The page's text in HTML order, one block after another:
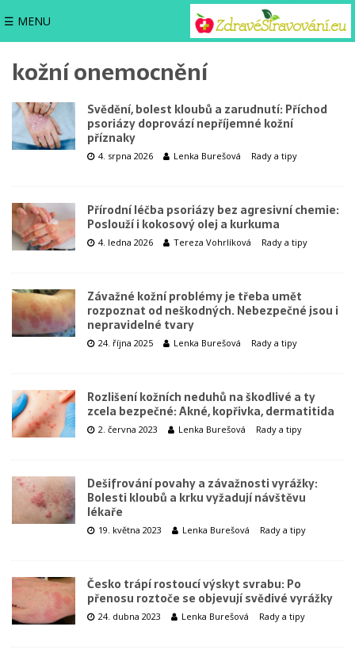
☰ MENU
kožní onemocnění
Svědění, bolest kloubů a zarudnutí: Příchod
psoriázy doprovází nepříjemné kožní
příznaky
4. srpna 2026 Lenka Burešová Rady a tipy
Přírodní léčba psoriázy bez agresivní chemie:
Poslouží i kokosový olej a kurkuma
4. ledna 2026 Tereza Vohrlíková Rady a tipy
Závažné kožní problémy je třeba umět
rozpoznat od neškodných. Nebezpečné jsou i
nepravidelné tvary
24. října 2025 Lenka Burešová Rady a tipy
Rozlišení kožních neduhů na škodlivé a ty
zcela bezpečné: Akné, kopřivka, dermatitida
2. června 2023 Lenka Burešová Rady a tipy
Dešifrování povahy a závažnosti vyrážky:
Bolesti kloubů a krku vyžadují návštěvu
lékaře
19. května 2023 Lenka Burešová Rady a tipy
Česko trápí rostoucí výskyt svrabu: Po
přenosu roztoče se objevují svědivé vyrážky
24. dubna 2023 Lenka Burešová Rady a tipy